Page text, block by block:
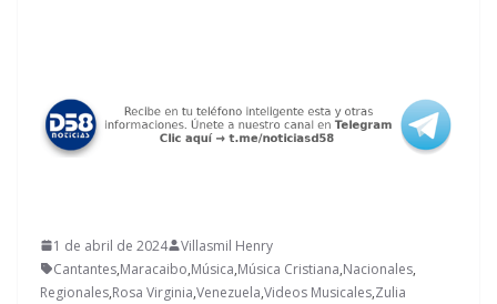
1 de abril de 2024
Villasmil Henry
Cantantes,Maracaibo,Música,Música Cristiana,Nacionales,
Regionales,Rosa Virginia,Venezuela,Videos Musicales,Zulia